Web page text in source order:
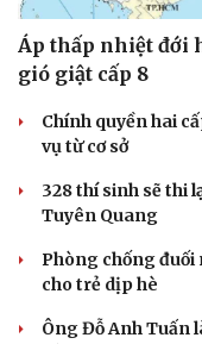
Áp thấp nhiệt đới
gió giật cấp 8
Chính quyền hai
vụ từ cơ sở
328 thí sinh sẽ thi
Tuyên Quang
Phòng chống đuối
cho trẻ dịp hè
Ông Đỗ Anh Tuấn